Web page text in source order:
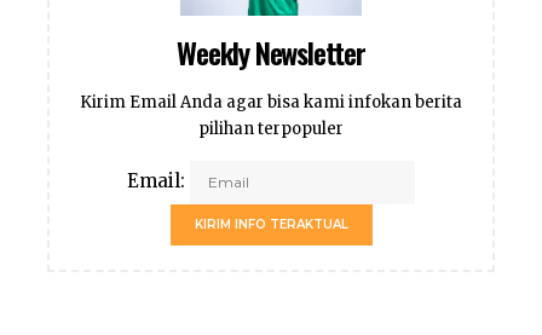
Weekly Newsletter
Kirim Email Anda agar bisa kami infokan berita
pilihan terpopuler
Email:
KIRIM INFO TERAKTUAL